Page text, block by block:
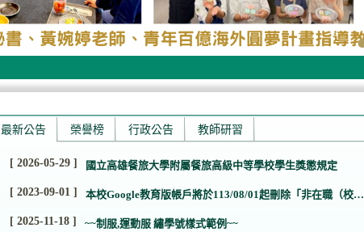
最新公告 榮譽榜 行政公告 教師研習
[ 2026-05-29 ] 國立高雄餐旅大學附屬餐旅高級中等學校學生獎懲規定
[ 2023-09-01 ]
本校Google教育版帳戶將於113/08/01起刪除「非在職（校）
[ 2025-11-18 ]
~~制服,運動服 繡學號樣式範例~~